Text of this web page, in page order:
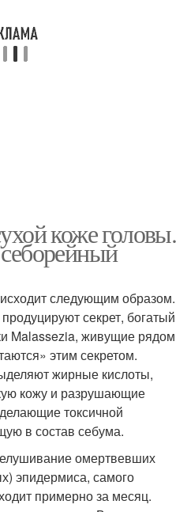
коже головы.
следующим образом.
секрет, богатый
Malassezia, живущие рядом
этим секретом.
жирные кислоты,
кожу и разрушающие
токсичной
в состав себума.
омертвевших
эпидермиса, самого
примерно за месяц.